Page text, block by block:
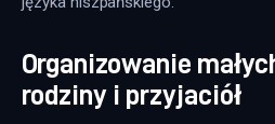
Organizowanie
rodziny i przyjaciół